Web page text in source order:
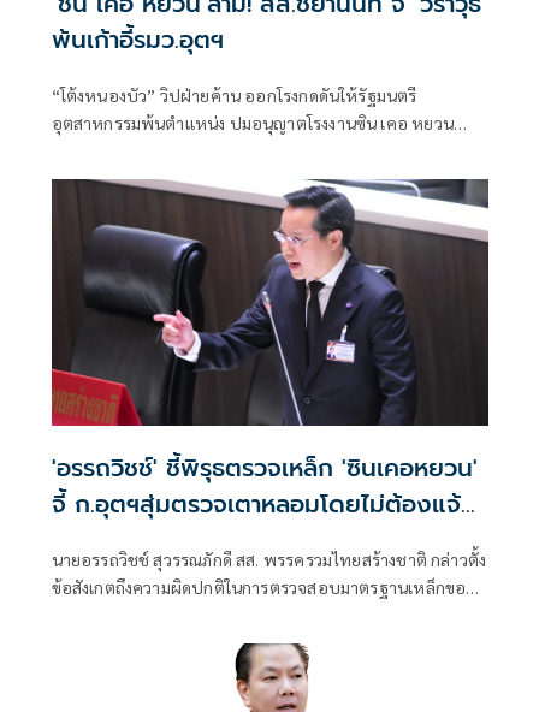
พ้นเก้าอี้รมว.อุตฯ
“โต้งหนองบัว” วิปฝ่ายค้าน ออกโรงกดดันให้รัฐมนตรี
อุตสาหกรรมพ้นตำแหน่ง ปมอนุญาตโรงงานซิน เคอ หยวน
ของประชาชน พร้อมซัดการทำงานข
'อรรถวิชช์' ชี้พิรุธตรวจเหล็ก 'ซินเคอหยวน'
จี้ ก.อุตฯสุ่มตรวจเตาหลอมโดยไม่ต้องแจ้ง
นายอรรถวิชช์ สุวรรณภักดี สส. พรรครวมไทยสร้างชาติ กล่าวตั้ง
ข้อสังเกตถึงความผิดปกติในการตรวจสอบมาตรฐานเหล็กของ
จำหน่ายออกจากโรงงานในช่วงรอยต่อการเปลี่ยนรัฐมนตรี
ว่าการกระทรวงอุตสาหกรรม แม้คณะกรรมการสอบสวนจะ
กำหนดให้สุ่มตรวจทุกเตา แต่เมื่อมีการอนุญาตเปิดโรงงานกลับ